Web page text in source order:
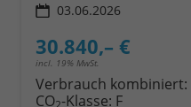
03.06.2026
30.840,– €
incl. 19% MwSt.
Verbrauch kombiniert:
CO -Klasse: F